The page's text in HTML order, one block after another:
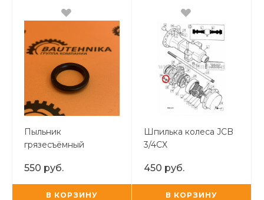
Пыльник
грязесъёмный
TUR
550 руб.
В КОРЗИНУ
Шпилька колеса JCB
3/4CX
450 руб.
В КОРЗИНУ